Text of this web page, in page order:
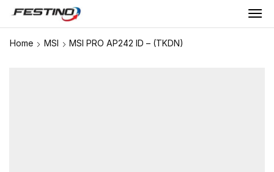
Home MSI MSI PRO AP242 ID – (TKDN)